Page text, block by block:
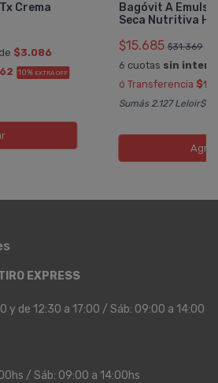
Crema
de $3.086
10% EXTRA OFF
Bagóvit A
Seca Nutritiva
$15.685 $31.369
6 cuotas sin
ó Transferencia
Sumás 2.127 Leloir$
EXPRESS
y de 12:30 a 17:00 / Sáb: 09:00 a 14:00
/ Sáb: 09:00 a 14:00hs